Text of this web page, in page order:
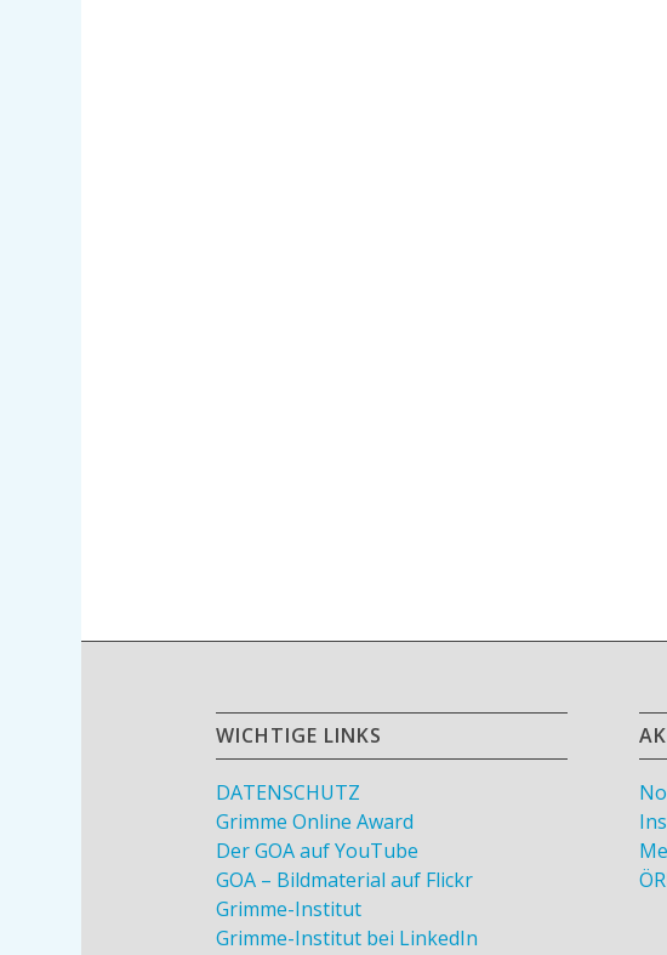
WICHTIGE LINKS
DATENSCHUTZ
Grimme Online Award
Der GOA auf YouTube
GOA – Bildmaterial auf Flickr
Grimme-Institut
Grimme-Institut bei LinkedIn